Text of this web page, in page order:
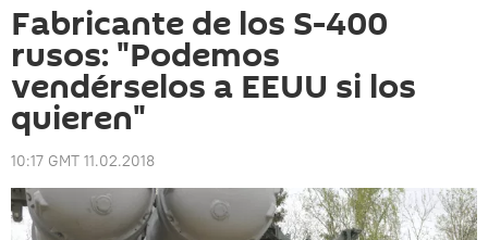
Fabricante de los S-400
rusos: "Podemos
vendérselos a EEUU si los
quieren"
10:17 GMT 11.02.2018